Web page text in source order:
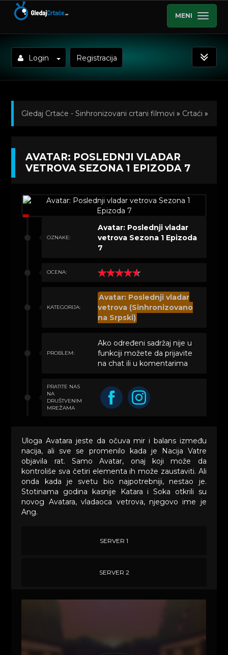
MENI
Login Registracija
Gledaj Crtaće - Sinhronizovani crtani filmovi » Crtaći »
Srpski)»Kratkometrazni crtani filmovi» Avatar:
AVATAR: POSLEDNJI VLADAR
VETROVA SEZONA 1 EPIZODA 7
OZNAKE:
Avatar: Poslednji vladar
vetrova Sezona 1 Epizoda
7
OCENA:
KATEGORIJA:
Avatar: Poslednji vladar
vetrova (Sinhronizovano
na Srpski)
PROBLEM:
Ako određeni sadržaj nije u
funkciji možete da prijavite
na chat ili u komentarima
PRATITE NAS
NA
DRUŠTVENIM
MREŽAMA
Uloga Avatara jeste da očuva mir i balans između
nacija, ali sve se promenilo kada je Nacija Vatre
objavila rat. Samo Avatar, onaj koji može da
kontroliše sva četiri elementa ih može zaustaviti. Ali
onda kada je svetu bio najpotrebniji, nestao je.
Stotinama godina kasnije Katara i Soka otkrili su
novog Avatara, vladaoca vetrova, njegovo ime je
Ang.
SERVER 1
SERVER 2